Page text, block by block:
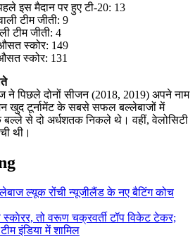
इस मैदान पर हुए टी-20: 13
टीम जीती: 9
टीम जीती: 4
औसत स्कोर: 149
स्कोर: 131
ने पिछले दोनों सीजन (2018, 2019) अपने नाम
खुद टूर्नामेंट के सबसे सफल बल्लेबाजों में
बल्ले से दो अर्धशतक निकले थे। वहीं, वेलोसिटी
थी।
ल्यूक रोंची न्यूजीलैंड के नए बैटिंग कोच
तो वरूण चक्रवर्ती टॉप विकेट टेकर;
इंडिया में शामिल